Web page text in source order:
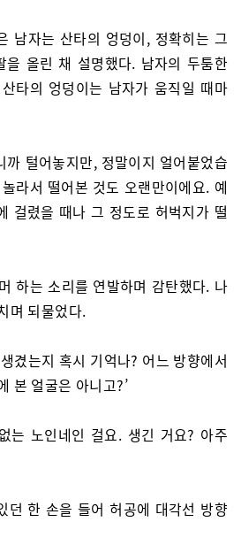
남자는 산타의 엉덩이, 정확히는 그
올린 채 설명했다. 남자의 두툼한
타의 엉덩이는 남자가 움직일 때마
까 털어놓지만, 정말이지 얼어붙었습
라서 떨어본 것도 오랜만이에요. 예
걸렸을 때나 그 정도로 허벅지가 떨
하는 소리를 연발하며 감탄했다. 나
며 되물었다.
겼는지 혹시 기억나? 어느 방향에서
본 얼굴은 아니고?’
는 노인네인 걸요. 생긴 거요? 아주
던 한 손을 들어 허공에 대각선 방향